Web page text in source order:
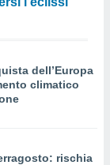
dell’Europa
climatico
rischia